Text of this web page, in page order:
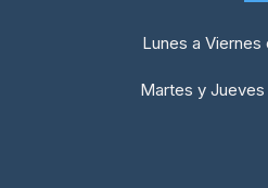
Lunes a Viernes
Martes y Jueves